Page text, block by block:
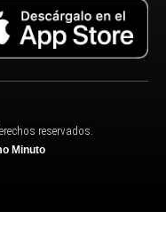
reservados.
Minuto